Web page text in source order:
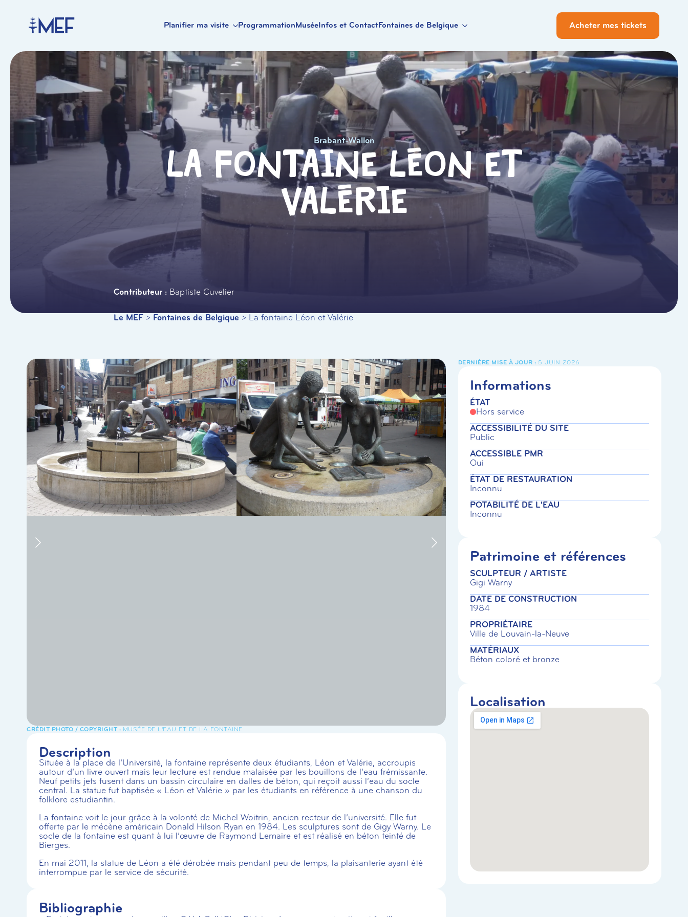
Planifier ma visite ProgrammationMuséeInfos et ContactFontaines de Belgique Acheter mes tickets
Brabant-Wallon
La fontaine Léon et
Valérie
Baptiste Cuvelier
Le MEF > Fontaines de Belgique > La fontaine Léon et Valérie
MUSÉE DE L'EAU ET DE LA FONTAINE
Description
Située à la place de l’Université, la fontaine représente deux étudiants, Léon et Valérie, accroupis
autour d’un livre ouvert mais leur lecture est rendue malaisée par les bouillons de l’eau frémissante.
Neuf petits jets fusent dans un bassin circulaire en dalles de béton, qui reçoit aussi l’eau du socle
central. La statue fut baptisée « Léon et Valérie » par les étudiants en référence à une chanson du
folklore estudiantin.
La fontaine voit le jour grâce à la volonté de Michel Woitrin, ancien recteur de l’université. Elle fut
offerte par le mécène américain Donald Hilson Ryan en 1984. Les sculptures sont de Gigy Warny. Le
socle de la fontaine est quant à lui l’œuvre de Raymond Lemaire et est réalisé en béton teinté de
Bierges.
En mai 2011, la statue de Léon a été dérobée mais pendant peu de temps, la plaisanterie ayant été
interrompue par le service de sécurité.
Bibliographie
5 JUIN 2026
Informations
ÉTAT
Hors service
ACCESSIBILITÉ DU SITE
Public
ACCESSIBLE PMR
Oui
ÉTAT DE RESTAURATION
Inconnu
POTABILITÉ DE L'EAU
Inconnu
Patrimoine et références
SCULPTEUR / ARTISTE
Gigi Warny
DATE DE CONSTRUCTION
1984
PROPRIÉTAIRE
Ville de Louvain-la-Neuve
MATÉRIAUX
Béton coloré et bronze
Localisation